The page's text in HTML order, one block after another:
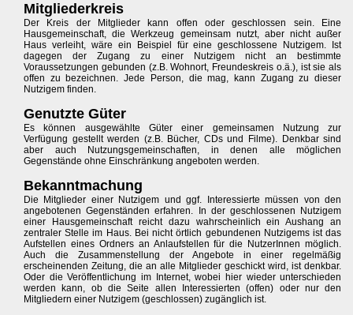
Mitgliederkreis
Der Kreis der Mitglieder kann offen oder geschlossen sein. Eine
Hausgemeinschaft, die Werkzeug gemeinsam nutzt, aber nicht außer
Haus verleiht, wäre ein Beispiel für eine geschlossene Nutzigem. Ist
dagegen der Zugang zu einer Nutzigem nicht an bestimmte
Voraussetzungen gebunden (z.B. Wohnort, Freundeskreis o.ä.), ist sie als
offen zu bezeichnen. Jede Person, die mag, kann Zugang zu dieser
Nutzigem finden.
Genutzte Güter
Es können ausgewählte Güter einer gemeinsamen Nutzung zur
Verfügung gestellt werden (z.B. Bücher, CDs und Filme). Denkbar sind
aber auch Nutzungsgemeinschaften, in denen alle möglichen
Gegenstände ohne Einschränkung angeboten werden.
Bekanntmachung
Die Mitglieder einer Nutzigem und ggf. Interessierte müssen von den
angebotenen Gegenständen erfahren. In der geschlossenen Nutzigem
einer Hausgemeinschaft reicht dazu wahrscheinlich ein Aushang an
zentraler Stelle im Haus. Bei nicht örtlich gebundenen Nutzigems ist das
Aufstellen eines Ordners an Anlaufstellen für die NutzerInnen möglich.
Auch die Zusammenstellung der Angebote in einer regelmäßig
erscheinenden Zeitung, die an alle Mitglieder geschickt wird, ist denkbar.
Oder die Veröffentlichung im Internet, wobei hier wieder unterschieden
werden kann, ob die Seite allen Interessierten (offen) oder nur den
Mitgliedern einer Nutzigem (geschlossen) zugänglich ist.